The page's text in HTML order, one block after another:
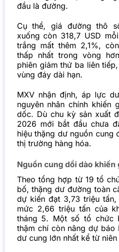
đầu là đường.
Cụ thể, giá đường thô
xuống còn 318,7 USD
trắng mất thêm 2,1%,
thấp nhất trong vòng
phiên giảm thứ ba liên
vùng đáy dài hạn.
MXV nhận định, áp lực
nguyên nhân chính khiến
dốc. Dù chu kỳ sản xuất
2026 mới bắt đầu chưa
hiệu thặng dư nguồn cung
thị trường hàng hóa.
Nguồn cung dồi dào
Theo tổng hợp từ 19 tổ
bố, thặng dư đường toàn
dự kiến đạt 3,73 triệu
mức 2,66 triệu tấn của
tháng 5. Một số tổ chức
thậm chí còn nâng dự báo
dư cung lớn nhất kể từ niên